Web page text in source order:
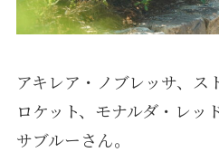
アキレア・ノブレッサ、ス
ロケット、モナルダ・レッ
サブルーさん。